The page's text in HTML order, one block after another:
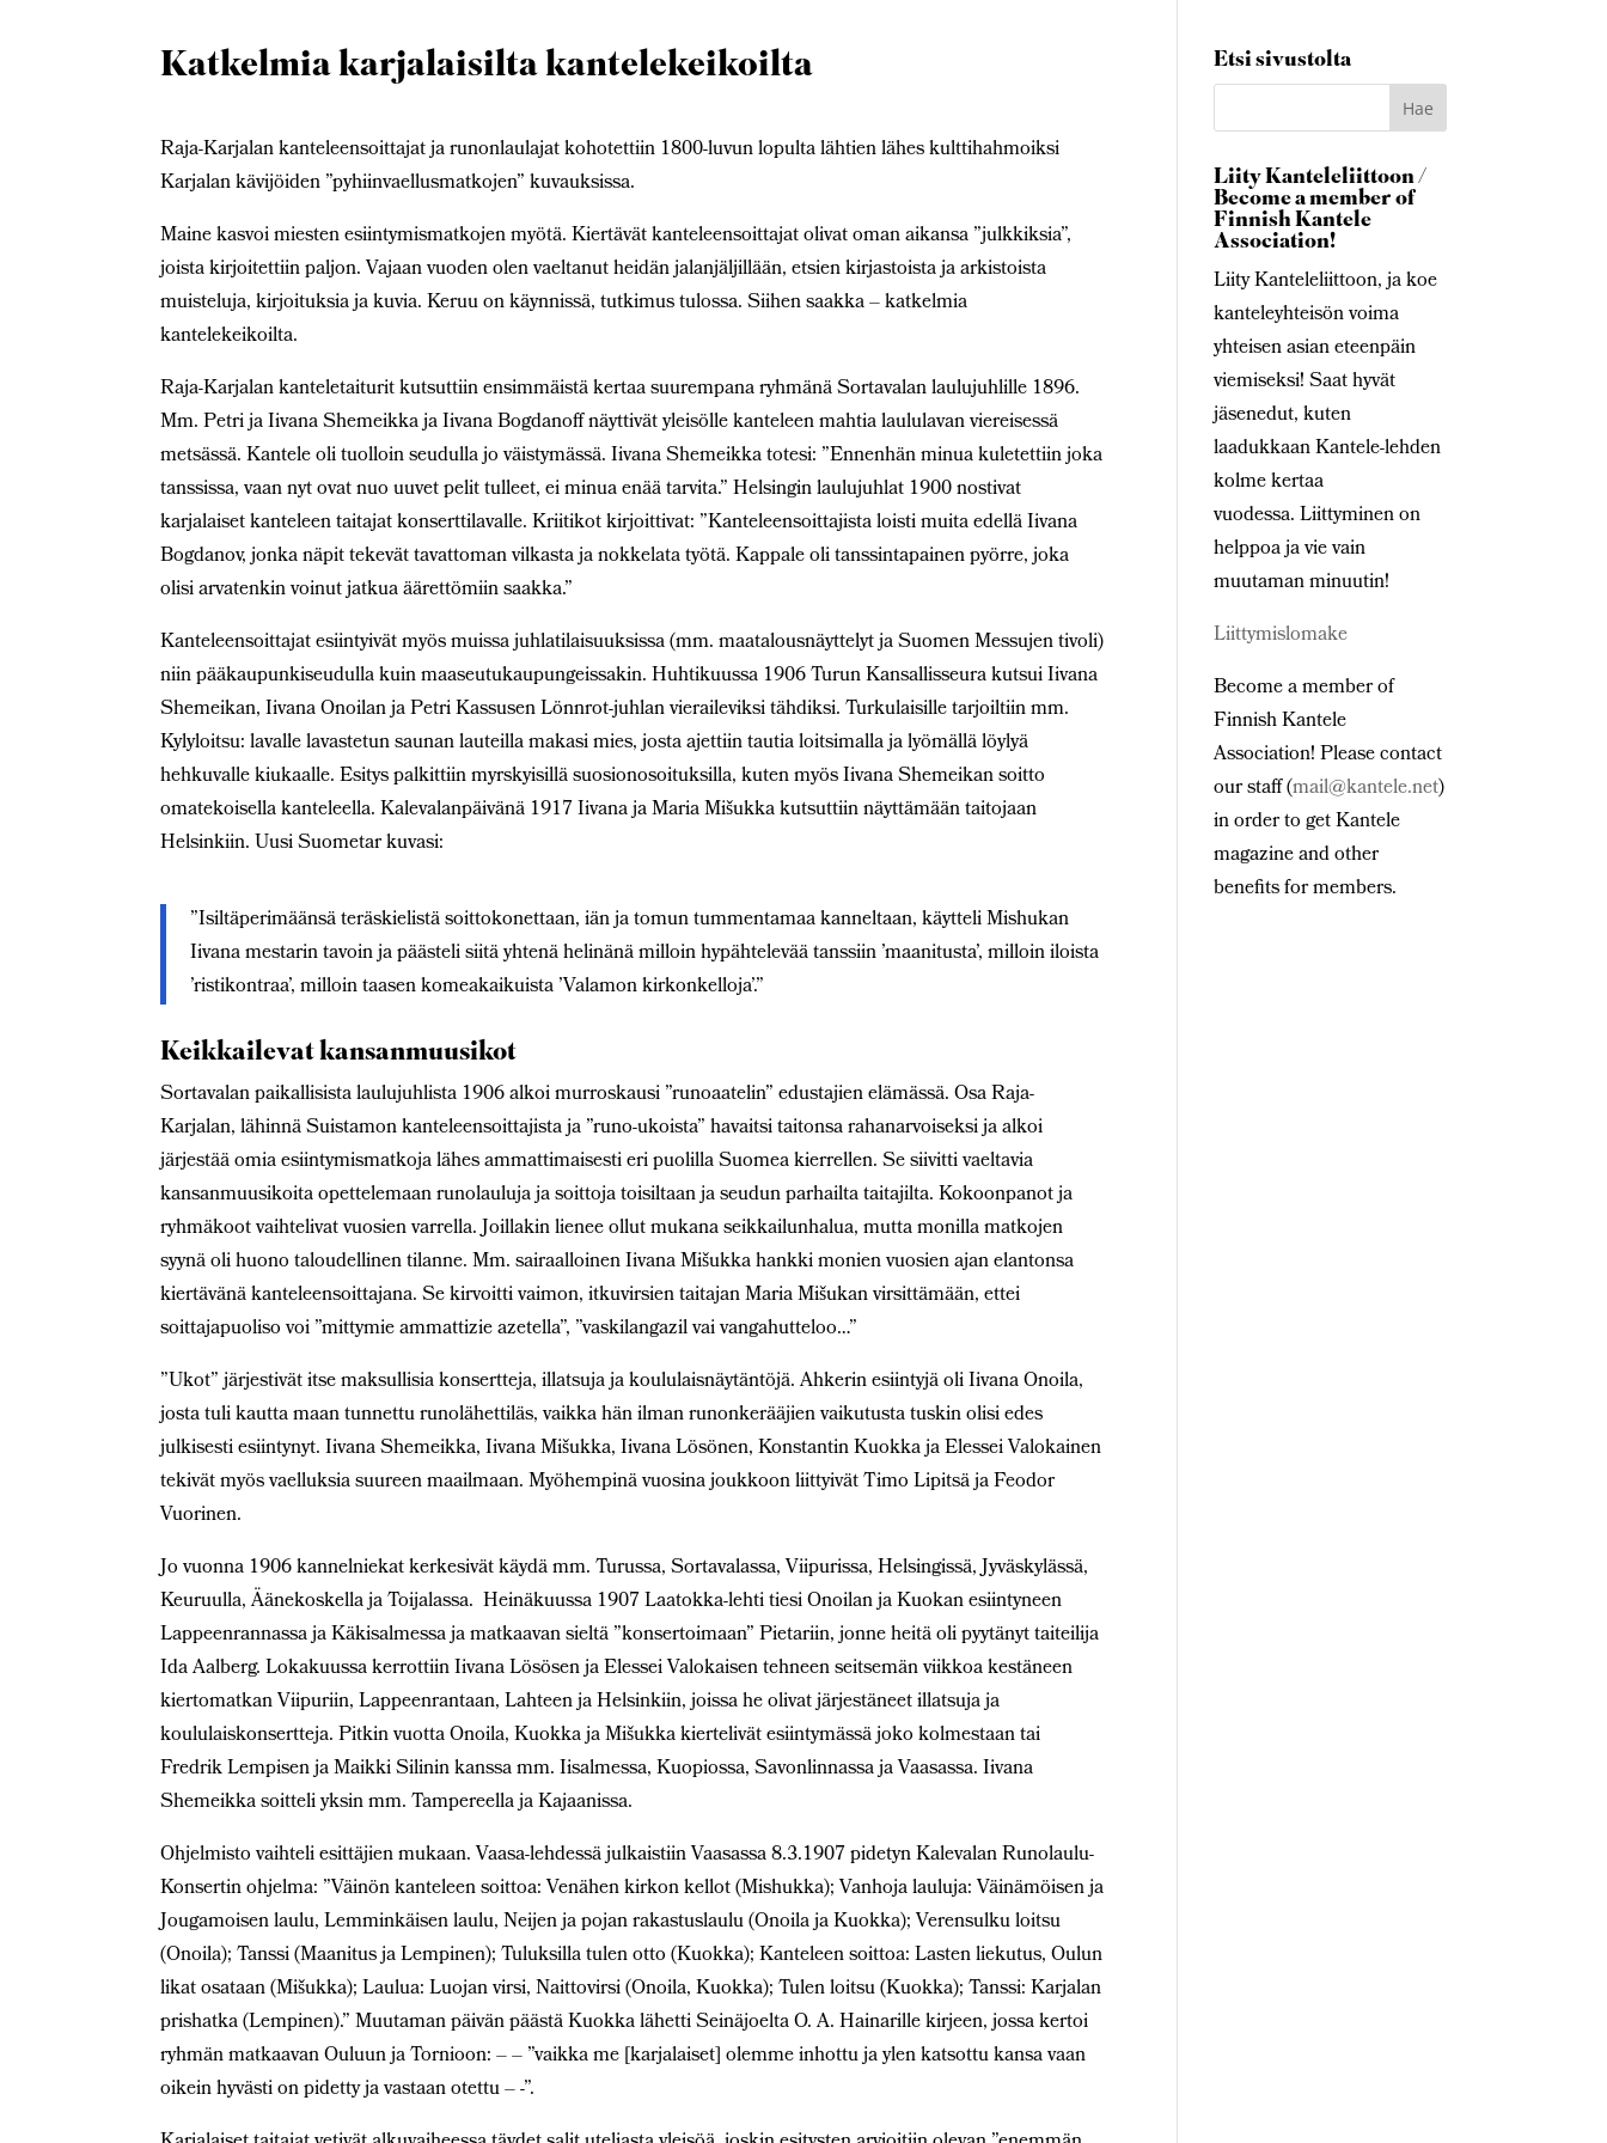
Katkelmia karjalaisilta kantelekeikoilta
Raja-Karjalan kanteleensoittajat ja runonlaulajat kohotettiin 1800-luvun lopulta lähtien lähes kulttihahmoiksi
Karjalan kävijöiden ”pyhiinvaellusmatkojen” kuvauksissa.
Maine kasvoi miesten esiintymismatkojen myötä. Kiertävät kanteleensoittajat olivat oman aikansa ”julkkiksia”,
joista kirjoitettiin paljon. Vajaan vuoden olen vaeltanut heidän jalanjäljillään, etsien kirjastoista ja arkistoista
muisteluja, kirjoituksia ja kuvia. Keruu on käynnissä, tutkimus tulossa. Siihen saakka – katkelmia
kantelekeikoilta.
Raja-Karjalan kanteletaiturit kutsuttiin ensimmäistä kertaa suurempana ryhmänä Sortavalan laulujuhlille 1896.
Mm. Petri ja Iivana Shemeikka ja Iivana Bogdanoff näyttivät yleisölle kanteleen mahtia laululavan viereisessä
metsässä. Kantele oli tuolloin seudulla jo väistymässä. Iivana Shemeikka totesi: ”Ennenhän minua kuletettiin joka
tanssissa, vaan nyt ovat nuo uuvet pelit tulleet, ei minua enää tarvita.” Helsingin laulujuhlat 1900 nostivat
karjalaiset kanteleen taitajat konserttilavalle. Kriitikot kirjoittivat: ”Kanteleensoittajista loisti muita edellä Iivana
Bogdanov, jonka näpit tekevät tavattoman vilkasta ja nokkelata työtä. Kappale oli tanssintapainen pyörre, joka
olisi arvatenkin voinut jatkua äärettömiin saakka.”
Kanteleensoittajat esiintyivät myös muissa juhlatilaisuuksissa (mm. maatalousnäyttelyt ja Suomen Messujen tivoli)
niin pääkaupunkiseudulla kuin maaseutukaupungeissakin. Huhtikuussa 1906 Turun Kansallisseura kutsui Iivana
Shemeikan, Iivana Onoilan ja Petri Kassusen Lönnrot-juhlan vieraileviksi tähdiksi. Turkulaisille tarjoiltiin mm.
Kylyloitsu: lavalle lavastetun saunan lauteilla makasi mies, josta ajettiin tautia loitsimalla ja lyömällä löylyä
hehkuvalle kiukaalle. Esitys palkittiin myrskyisillä suosionosoituksilla, kuten myös Iivana Shemeikan soitto
omatekoisella kanteleella. Kalevalanpäivänä 1917 Iivana ja Maria Mišukka kutsuttiin näyttämään taitojaan
Helsinkiin. Uusi Suometar kuvasi:
”Isiltäperimäänsä teräskielistä soittokonettaan, iän ja tomun tummentamaa kanneltaan, käytteli Mishukan
Iivana mestarin tavoin ja päästeli siitä yhtenä helinänä milloin hypähtelevää tanssiin ’maanitusta’, milloin iloista
’ristikontraa’, milloin taasen komeakaikuista ’Valamon kirkonkelloja’.”
Keikkailevat kansanmuusikot
Sortavalan paikallisista laulujuhlista 1906 alkoi murroskausi ”runoaatelin” edustajien elämässä. Osa Raja-
Karjalan, lähinnä Suistamon kanteleensoittajista ja ”runo-ukoista” havaitsi taitonsa rahanarvoiseksi ja alkoi
järjestää omia esiintymismatkoja lähes ammattimaisesti eri puolilla Suomea kierrellen. Se siivitti vaeltavia
kansanmuusikoita opettelemaan runolauluja ja soittoja toisiltaan ja seudun parhailta taitajilta. Kokoonpanot ja
ryhmäkoot vaihtelivat vuosien varrella. Joillakin lienee ollut mukana seikkailunhalua, mutta monilla matkojen
syynä oli huono taloudellinen tilanne. Mm. sairaalloinen Iivana Mišukka hankki monien vuosien ajan elantonsa
kiertävänä kanteleensoittajana. Se kirvoitti vaimon, itkuvirsien taitajan Maria Mišukan virsittämään, ettei
soittajapuoliso voi ”mittymie ammattizie azetella”, ”vaskilangazil vai vangahutteloo…”
”Ukot” järjestivät itse maksullisia konsertteja, illatsuja ja koululaisnäytäntöjä. Ahkerin esiintyjä oli Iivana Onoila,
josta tuli kautta maan tunnettu runolähettiläs, vaikka hän ilman runonkerääjien vaikutusta tuskin olisi edes
julkisesti esiintynyt. Iivana Shemeikka, Iivana Mišukka, Iivana Lösönen, Konstantin Kuokka ja Elessei Valokainen
tekivät myös vaelluksia suureen maailmaan. Myöhempinä vuosina joukkoon liittyivät Timo Lipitsä ja Feodor
Vuorinen.
Jo vuonna 1906 kannelniekat kerkesivät käydä mm. Turussa, Sortavalassa, Viipurissa, Helsingissä, Jyväskylässä,
Keuruulla, Äänekoskella ja Toijalassa. Heinäkuussa 1907 Laatokka-lehti tiesi Onoilan ja Kuokan esiintyneen
Lappeenrannassa ja Käkisalmessa ja matkaavan sieltä ”konsertoimaan” Pietariin, jonne heitä oli pyytänyt taiteilija
Ida Aalberg. Lokakuussa kerrottiin Iivana Lösösen ja Elessei Valokaisen tehneen seitsemän viikkoa kestäneen
kiertomatkan Viipuriin, Lappeenrantaan, Lahteen ja Helsinkiin, joissa he olivat järjestäneet illatsuja ja
koululaiskonsertteja. Pitkin vuotta Onoila, Kuokka ja Mišukka kiertelivät esiintymässä joko kolmestaan tai
Fredrik Lempisen ja Maikki Silinin kanssa mm. Iisalmessa, Kuopiossa, Savonlinnassa ja Vaasassa. Iivana
Shemeikka soitteli yksin mm. Tampereella ja Kajaanissa.
Ohjelmisto vaihteli esittäjien mukaan. Vaasa-lehdessä julkaistiin Vaasassa 8.3.1907 pidetyn Kalevalan Runolaulu-
Konsertin ohjelma: ”Väinön kanteleen soittoa: Venähen kirkon kellot (Mishukka); Vanhoja lauluja: Väinämöisen ja
Jougamoisen laulu, Lemminkäisen laulu, Neijen ja pojan rakastuslaulu (Onoila ja Kuokka); Verensulku loitsu
(Onoila); Tanssi (Maanitus ja Lempinen); Tuluksilla tulen otto (Kuokka); Kanteleen soittoa: Lasten liekutus, Oulun
likat osataan (Mišukka); Laulua: Luojan virsi, Naittovirsi (Onoila, Kuokka); Tulen loitsu (Kuokka); Tanssi: Karjalan
prishatka (Lempinen).” Muutaman päivän päästä Kuokka lähetti Seinäjoelta O. A. Hainarille kirjeen, jossa kertoi
ryhmän matkaavan Ouluun ja Tornioon: – – ”vaikka me [karjalaiset] olemme inhottu ja ylen katsottu kansa vaan
oikein hyvästi on pidetty ja vastaan otettu – -”.
Etsi sivustolta
Liity Kanteleliittoon /
Become a member of
Finnish Kantele
Association!
Liity Kanteleliittoon, ja koe
kanteleyhteisön voima
yhteisen asian eteenpäin
viemiseksi! Saat hyvät
jäsenedut, kuten
laadukkaan Kantele-lehden
kolme kertaa
vuodessa. Liittyminen on
helppoa ja vie vain
muutaman minuutin!
Liittymislomake
Become a member of
Finnish Kantele
Association! Please contact
our staff (mail@kantele.net)
in order to get Kantele
magazine and other
benefits for members.